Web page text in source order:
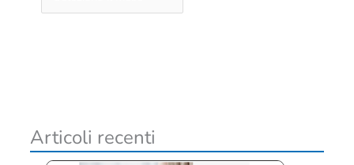
r
Articoli recenti